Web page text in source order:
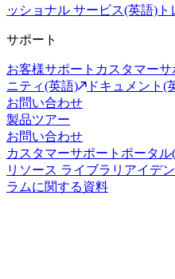
ッショナル サービス(英語)
サポート
お客様サポート カスタマー
ニティ(英語)
ドキュメント(
お問い合わせ
製品ツアー
お問い合わせ
カスタマーサポートポータル
リソース ライブラリ アイデ
ラムに関する資料